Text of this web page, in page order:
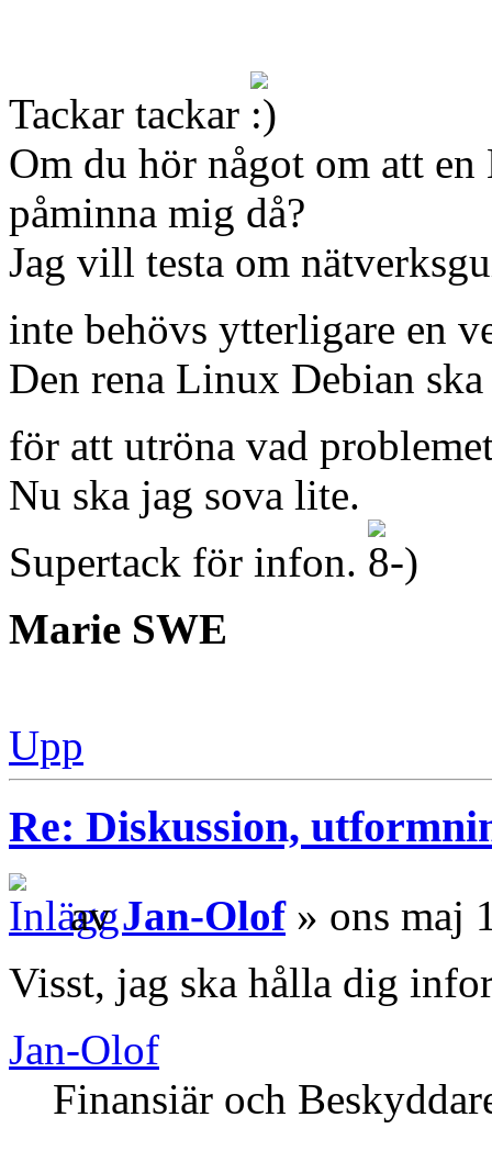
Tackar tackar
Om du hör något om att
påminna mig då?
Jag vill testa om
inte behövs ytterligare en
Den rena Linux Debian
för att utröna vad
Nu ska jag sova lite.
Supertack för infon.
Marie SWE
Upp
Re: Diskussion,
avJan-Olof» ons maj
Visst, jag ska hålla dig
Jan-Olof
Finansiär och